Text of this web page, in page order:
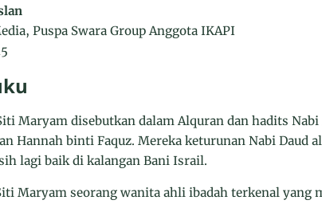
Puspa Swara Group Anggota IKAPI
Maryam disebutkan dalam Alquran dan hadits
Hannah binti Faquz. Mereka keturunan Nabi Daud
lagi baik di kalangan Bani Israil.
Maryam seorang wanita ahli ibadah terkenal yang